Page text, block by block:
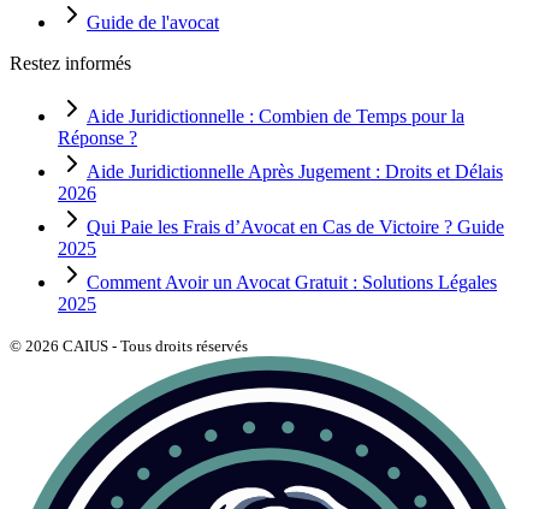
Guide de l'avocat
Restez informés
Aide Juridictionnelle : Combien de Temps pour la
Réponse ?
Aide Juridictionnelle Après Jugement : Droits et Délais
2026
Qui Paie les Frais d’Avocat en Cas de Victoire ? Guide
2025
Comment Avoir un Avocat Gratuit : Solutions Légales
2025
© 2026 CAIUS - Tous droits réservés